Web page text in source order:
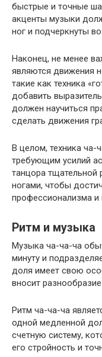
быстрые и точные
акценты музыки
ног и подчеркнуты
Наконец, не менее
являются движения
такие как техника
добавить
должен научиться
сделать движения
В целом, техника ча-
требующим усилий
танцора тщательной
ногами, чтобы
профессионализма и
Ритм и музыка
Музыка ча-ча-ча
минуту и
доля имеет свою
вносит
Ритм ча-ча-ча
одной медленной
счетную систему,
его стройность и